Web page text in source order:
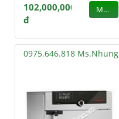
102,000,000
đ
MUA
0975.646.818 Ms.Nhung